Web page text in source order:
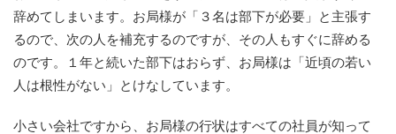
辞めてしまいます。お局様が「３名は部下が必要」と主張す
るので、次の人を補充するのですが、その人もすぐに辞める
のです。１年と続いた部下はおらず、お局様は「近頃の若い
人は根性がない」とけなしています。
小さい会社ですから、お局様の行状はすべての社員が知って